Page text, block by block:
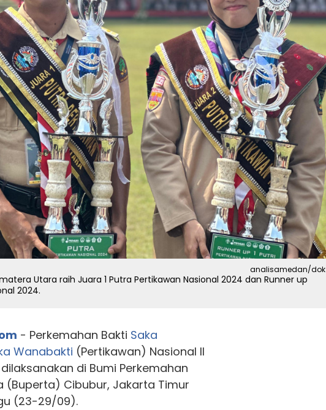
analisamedan/dok
Utara raih Juara 1 Putra Pertikawan Nasional 2024 dan Runner up
2024.
- Perkemahan Bakti Saka
Wanabakti (Pertikawan) Nasional II
di Bumi Perkemahan
(Buperta) Cibubur, Jakarta Timur
(23-29/09).